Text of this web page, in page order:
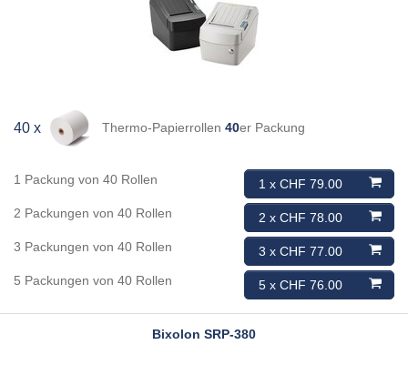
40 x Thermo-Papierrollen 40er Packung
1 x CHF 79.00
1 Packung von 40 Rollen
2 x CHF 78.00
2 Packungen von 40 Rollen
3 x CHF 77.00
3 Packungen von 40 Rollen
5 x CHF 76.00
5 Packungen von 40 Rollen
Bixolon SRP-380